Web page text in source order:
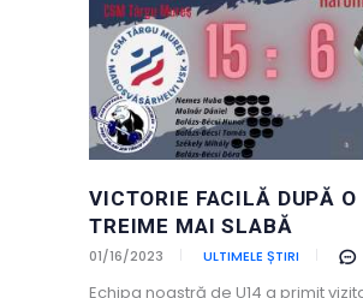
VICTORIE FACILĂ DUPĂ
TREIME MAI SLABĂ
01/16/2023 ULTIMELE ȘTIRI
Echipa noastră de U14 a primit